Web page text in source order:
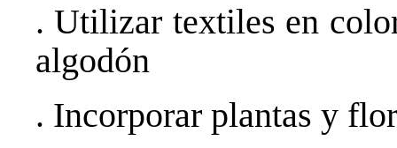
. Utilizar textiles en
algodón
. Incorporar plantas y